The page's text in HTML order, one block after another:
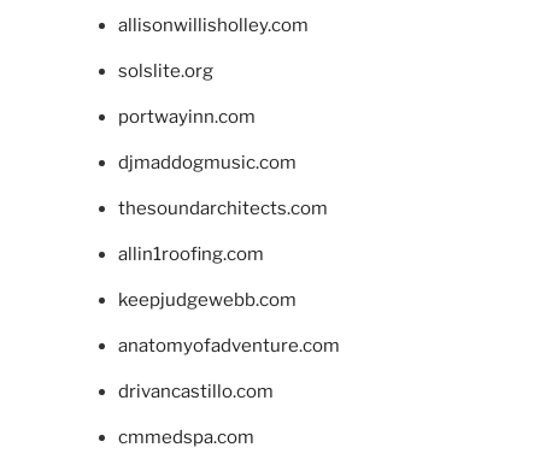
allisonwillisholley.com
solslite.org
portwayinn.com
djmaddogmusic.com
thesoundarchitects.com
allin1roofing.com
keepjudgewebb.com
anatomyofadventure.com
drivancastillo.com
cmmedspa.com